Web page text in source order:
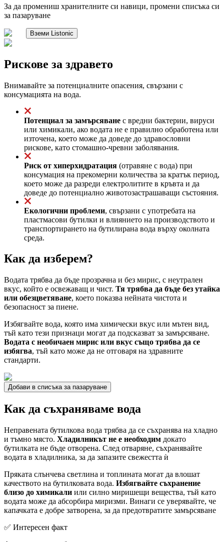
За да промениш хранителните си навици, промени списъка си
за пазаруване
Вземи Listonic
Рискове за здравето
Внимавайте за потенциалните опасения, свързани с
консумацията на вода.
Потенциал за замърсяване с вредни бактерии, вируси
или химикали, ако водата не е правилно обработена или
източена, което може да доведе до здравословни
рискове, като стомашно-чревни заболявания.
Риск от хиперхидратация (отравяне с вода) при
консумация на прекомерни количества за кратък период,
което може да разреди електролитите в кръвта и да
доведе до потенциално животозастрашаващи състояния.
Екологични проблеми, свързани с употребата на
пластмасови бутилки и влиянието на производството и
транспортирането на бутилирана вода върху околната
среда.
Как да изберем?
Водата трябва да бъде прозрачна и без мирис, с неутрален
вкус, който е освежаващ и чист. Тя трябва да бъде без утайка
или обезцветяване, което показва нейната чистота и
безопасност за пиене.
Избягвайте вода, която има химически вкус или мътен вид,
тъй като тези признаци могат да подсказват за замърсяване.
Водата с необичаен мирис или вкус също трябва да се
избягва, тъй като може да не отговаря на здравните
стандарти.
Добави в списъка за пазаруване
Как да съхраняваме вода
Неправената бутилкова вода трябва да се съхранява на хладно
и тъмно място. Хладилникът не е необходим докато
бутилката не бъде отворена. След отваряне, съхранявайте
водата в хладилника, за да запазите свежестта ѝ
Пряката слънчева светлина и топлината могат да влошат
качеството на бутилковата вода. Избягвайте съхранение
близо до химикали или силно миришещи вещества, тъй като
водата може да абсорбира миризми. Винаги се уверявайте, че
капачката е добре затворена, за да предотвратите замърсяване
✅ Интересен факт